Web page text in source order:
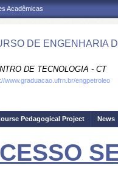
Acadêmicas
DE ENGENHARIA
DE TECNOLOGIA - CT
www.graduacao.ufrn.br/engpetroleo
Pedagogical Project News